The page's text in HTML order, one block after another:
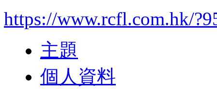
https://www.rcfl.com.hk/
主題
個人資料